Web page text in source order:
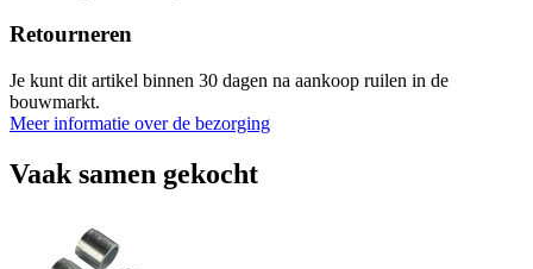
Retourneren
Je kunt dit artikel binnen 30 dagen na aankoop ruilen in de
bouwmarkt.
Meer informatie over de bezorging
Vaak samen gekocht